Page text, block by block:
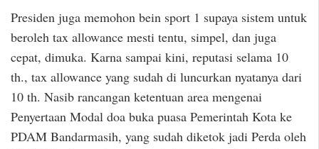
Presiden juga memohon bein sport 1 supaya sistem untuk
beroleh tax allowance mesti tentu, simpel, dan juga
cepat, dimuka. Karna sampai kini, reputasi selama 10
th., tax allowance yang sudah di luncurkan nyatanya dari
10 th. Nasib rancangan ketentuan area mengenai
Penyertaan Modal doa buka puasa Pemerintah Kota ke
PDAM Bandarmasih, yang sudah diketok jadi Perda oleh